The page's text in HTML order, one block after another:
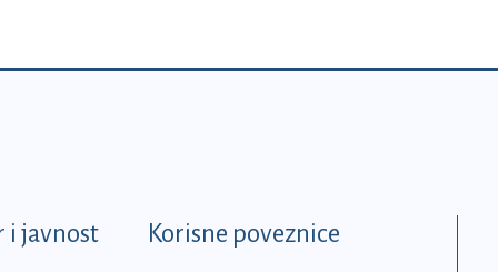
i javnost Korisne poveznice